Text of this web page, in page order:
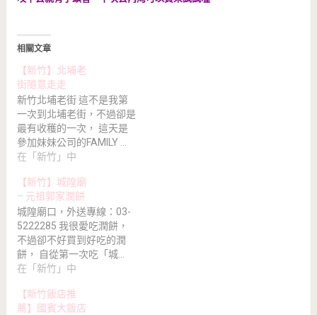
相關文章
【新竹】北埔老
街隨意走走
新竹北埔老街 這不是我第
一次到北埔老街，不過卻是
最有收穫的一次， 這天是
參加妹妹公司的FAMILY …
在「新竹」中
【新竹】城隍廟
– 元祖郭家潤餅
城隍廟口，外送專線：03-
5222285 我很愛吃潤餅，
不過卻不好買到好吃的潤
餅， 自從第一次吃「城…
在「新竹」中
【新竹飯店推
薦】國賓大飯店